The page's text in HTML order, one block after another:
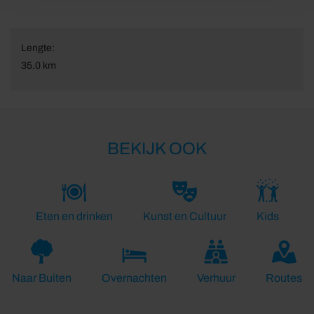
Lengte:
35.0 km
BEKIJK OOK
Eten en drinken Kunst en Cultuur Kids
Naar Buiten Overnachten Verhuur Routes